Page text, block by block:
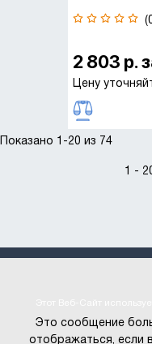
2 803 р.
Цену
Показано 1-20 из 74
1 -
+375 (25) 795-66-
Это сообщение
отображаться, если